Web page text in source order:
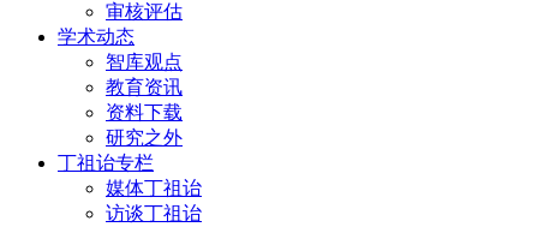
审核评估
学术动态
智库观点
教育资讯
资料下载
研究之外
丁祖诒专栏
媒体丁祖诒
访谈丁祖诒